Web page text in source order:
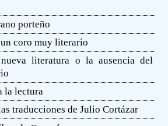
porteño
coro muy literario
literatura o la ausencia del
la lectura
traducciones de Julio Cortázar